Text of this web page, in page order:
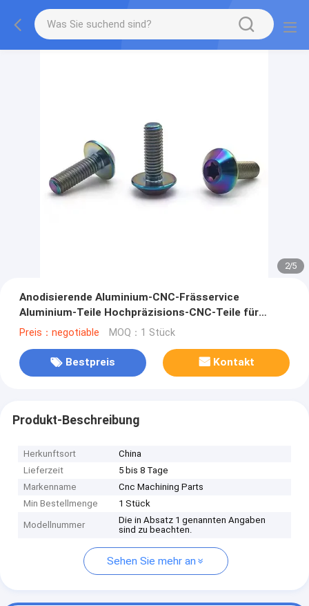
2/5
Anodisierende Aluminium-CNC-Frässervice
Aluminium-Teile Hochpräzisions-CNC-Teile für
Motorräder
Preis：negotiable MOQ：1 Stück
Bestpreis Kontakt
Produkt-Beschreibung
Herkunftsort
China
Lieferzeit
5 bis 8 Tage
Markenname
Cnc Machining Parts
Min Bestellmenge
1 Stück
Modellnummer
Die in Absatz 1 genannten Angaben
sind zu beachten.
Sehen Sie mehr an